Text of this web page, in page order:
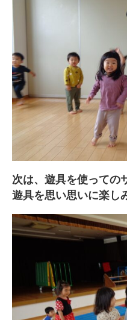
次は、遊具を使っての
遊具を思い思いに楽し